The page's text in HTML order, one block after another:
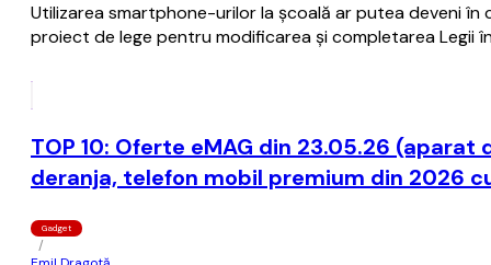
Utilizarea smartphone-urilor la şcoală ar putea deveni
proiect de lege pentru modificarea şi completarea Legii
TOP 10: Oferte eMAG din 23.05.26
deranja, telefon mobil premium din 2026
Gadget
/